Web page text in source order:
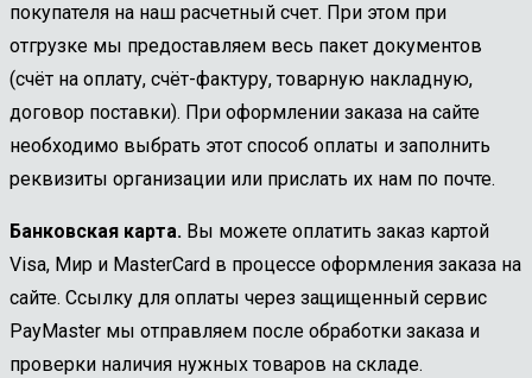
покупателя на наш расчетный счет. При этом при
отгрузке мы предоставляем весь пакет документов
(счёт на оплату, счёт-фактуру, товарную накладную,
договор поставки). При оформлении заказа на сайте
необходимо выбрать этот способ оплаты и заполнить
реквизиты организации или прислать их нам по почте.
Банковская карта. Вы можете оплатить заказ картой
Visa, Мир и MasterCard в процессе оформления заказа на
сайте. Ссылку для оплаты через защищенный сервис
PayMaster мы отправляем после обработки заказа и
проверки наличия нужных товаров на складе.